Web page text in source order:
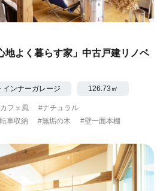
地よく暮らす家」中古戸建リノベ
インナーガレージ 126.73㎡
フェ風
#ナチュラル
車収納 #無垢の木 #壁一面本棚